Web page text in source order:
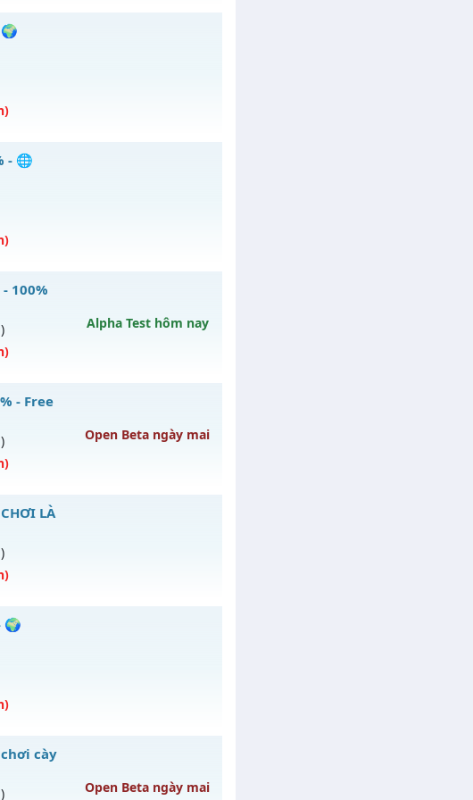
muhoalong
- 🌐
muhoalong vào 08h
100%
Alpha Test hôm nay
CHỈ LÀ CÓ
vào 13h ngày 09/08/2626
- Free
Open Beta ngày mai
AE
ngày 08/08/2626
LÀ
🌍
muhoalong vào 08h
chơi cày
Open Beta ngày mai